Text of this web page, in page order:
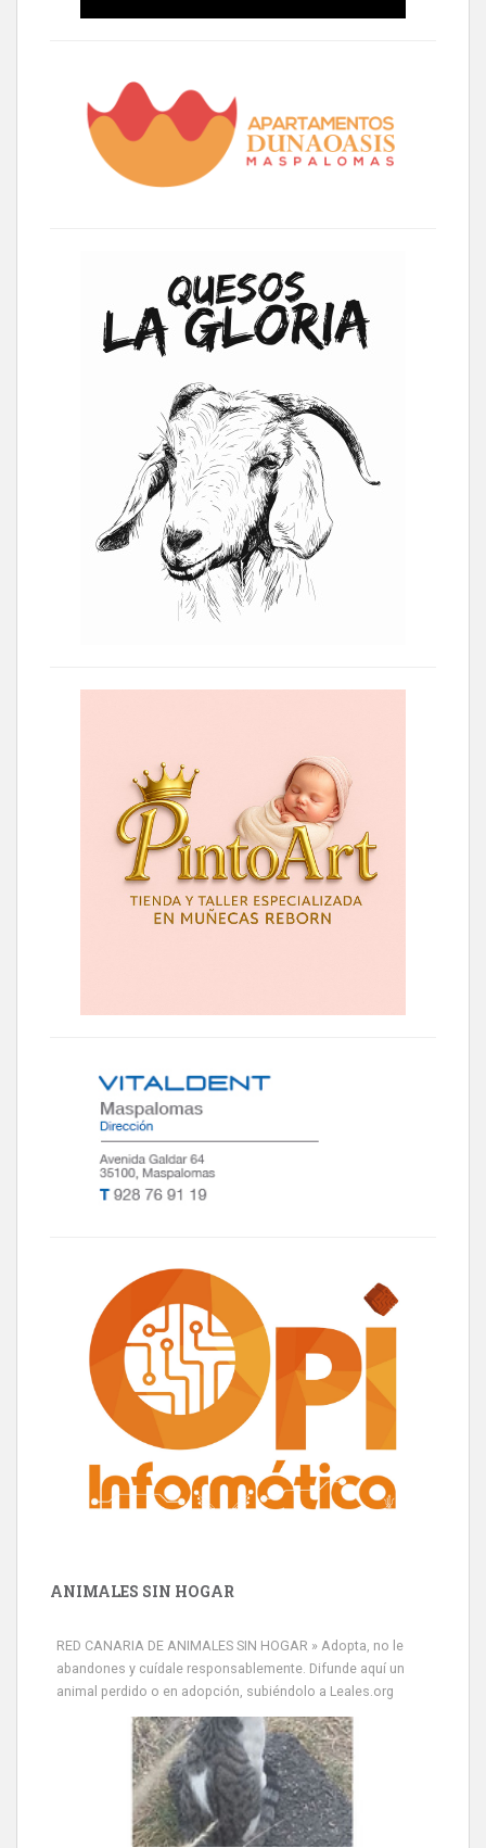
ANIMALES SIN HOGAR
RED CANARIA DE ANIMALES SIN HOGAR » Adopta, no le
abandones y cuídale responsablemente. Difunde aquí un
animal perdido o en adopción, subiéndolo a Leales.org